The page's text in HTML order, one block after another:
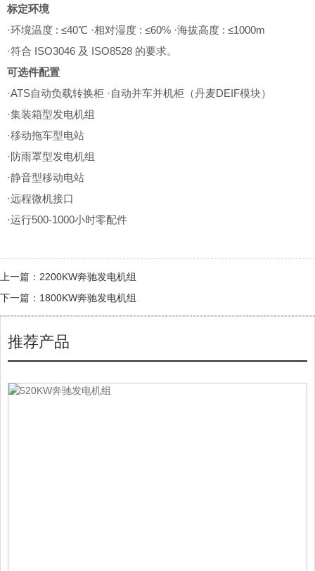
标定环境
·环境温度 : ≤40℃ ·相对湿度 : ≤60% ·海拔高度 : ≤1000m
·符合 ISO3046 及 ISO8528 的要求。
可选件配置
·ATS自动负载转换柜 ·自动并车并机柜（丹麦DEIF模块）
·集装箱型发电机组
·移动拖车型电站
·防雨罩型发电机组
·静音型移动电站
·远程微机接口
·运行500-1000小时零配件
上一篇： 2200KW奔驰发电机组
下一篇： 1800KW奔驰发电机组
推荐产品